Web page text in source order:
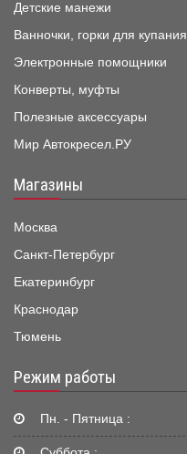
Детские манежи
Ванночки, горки для купания
Электронные помощники
Конверты, муфты
Полезные аксессуары
Мир Автокресел.РУ
Магазины
Москва
Санкт-Петербург
Екатеринбург
Краснодар
Тюмень
Режим работы
Пн. - Пятница :